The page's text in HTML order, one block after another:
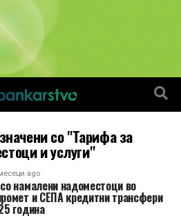
со "Тарифа за
и услуги"
ago
намалени надоместоци во
и СЕПА кредитни трансфери
година